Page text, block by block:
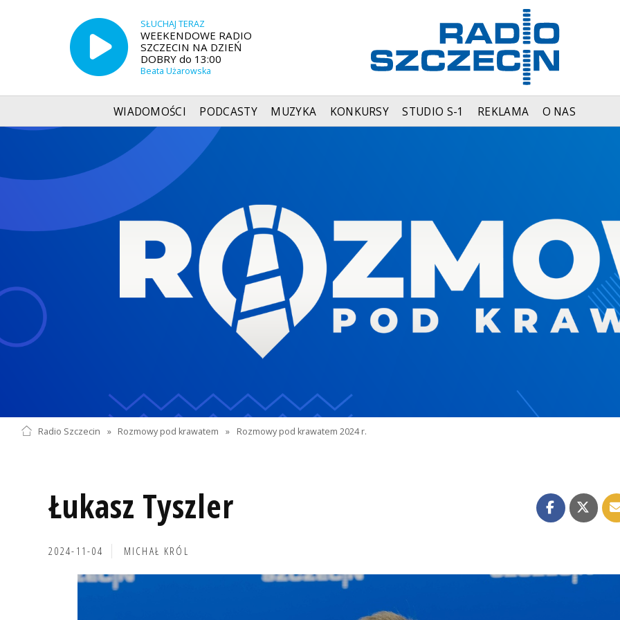
SŁUCHAJ TERAZ
WEEKENDOWE RADIO
SZCZECIN NA DZIEŃ
DOBRY do 13:00
Beata Użarowska
WIADOMOŚCI PODCASTY MUZYKA KONKURSY STUDIO S-1 REKLAMA O NAS
Radio Szczecin » Rozmowy pod krawatem » Rozmowy pod krawatem 2024 r.
Łukasz Tyszler
2024-11-04 MICHAŁ KRÓL